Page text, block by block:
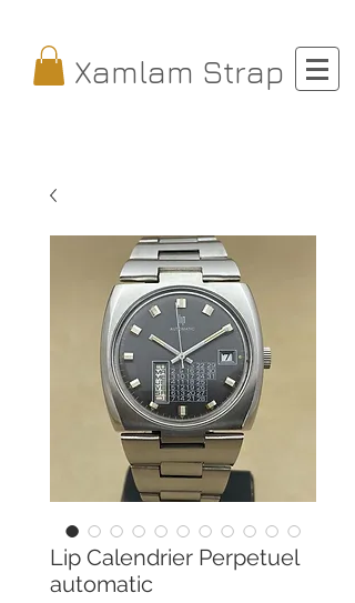
Xamlam Strap
Lip Calendrier Perpetuel
automatic